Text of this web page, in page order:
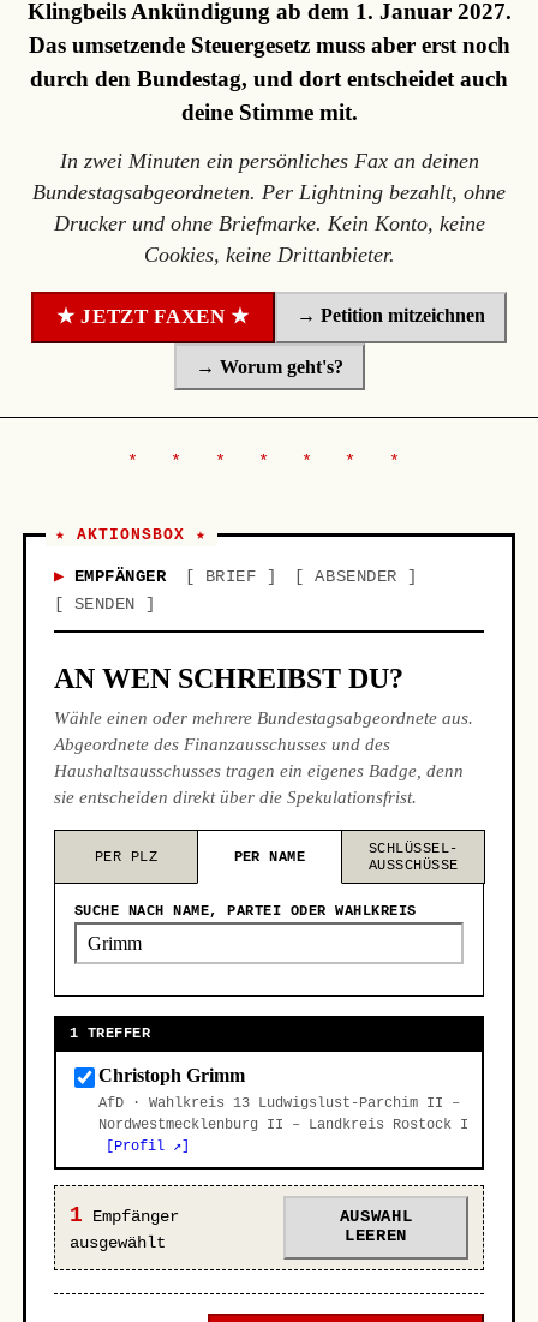
Klingbeils Ankündigung ab dem 1. Januar 2027.
Das umsetzende Steuergesetz muss aber erst noch
durch den Bundestag, und dort entscheidet auch
deine Stimme mit.
In zwei Minuten ein persönliches Fax an deinen
Bundestagsabgeordneten. Per Lightning bezahlt, ohne
Drucker und ohne Briefmarke. Kein Konto, keine
Cookies, keine Drittanbieter.
★ JETZT FAXEN ★ → Petition mitzeichnen
→ Worum geht's?
★ AKTIONSBOX ★
EMPFÄNGER BRIEF
ABSENDER
SENDEN
AN WEN SCHREIBST DU?
Wähle einen oder mehrere Bundestagsabgeordnete aus.
Abgeordnete des Finanzausschusses und des
Haushaltsausschusses tragen ein eigenes Badge, denn
sie entscheiden direkt über die Spekulationsfrist.
PER PLZ PER NAME
SCHLÜSSEL-
AUSSCHÜSSE
SUCHE NACH NAME, PARTEI ODER WAHLKREIS
1 TREFFER
Christoph Grimm
AfD · Wahlkreis 13 Ludwigslust-Parchim II –
Nordwestmecklenburg II – Landkreis Rostock I
[Profil ↗]
1 Empfänger
ausgewählt
AUSWAHL
LEEREN